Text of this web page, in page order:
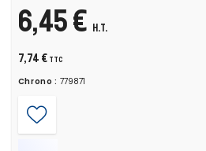
6,45 € H.T.
7,74 € TTC
Chrono : 779871